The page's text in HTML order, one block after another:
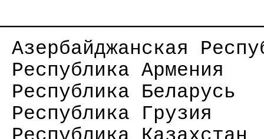
Азербайджанская
Республика Армения
Республика Беларусь
Республика Грузия